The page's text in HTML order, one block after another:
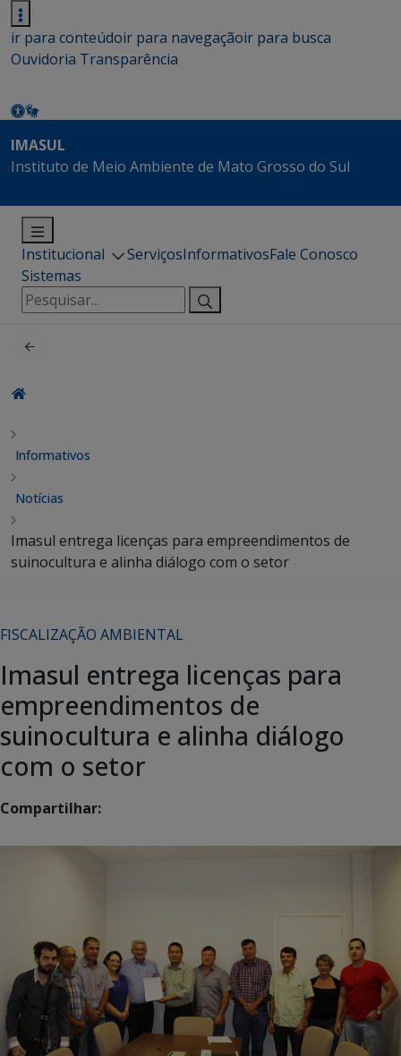
ir para conteúdoir para navegaçãoir para busca
Ouvidoria Transparência
IMASUL
Instituto de Meio Ambiente de Mato Grosso do Sul
Institucional ServiçosInformativosFale Conosco
Sistemas
Pesquisar
por:
Informativos
Notícias
Imasul entrega licenças para empreendimentos de
suinocultura e alinha diálogo com o setor
FISCALIZAÇÃO AMBIENTAL
Imasul entrega licenças para
empreendimentos de
suinocultura e alinha diálogo
com o setor
Compartilhar: